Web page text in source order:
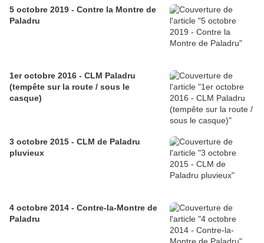
5 octobre 2019 - Contre la Montre de
Paladru
1er octobre 2016 - CLM Paladru
(tempête sur la route / sous le
casque)
3 octobre 2015 - CLM de Paladru
pluvieux
4 octobre 2014 - Contre-la-Montre de
Paladru